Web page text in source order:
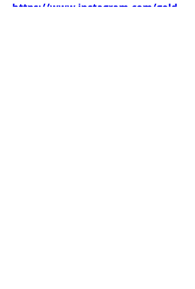
https://www.instagram.com/gold.